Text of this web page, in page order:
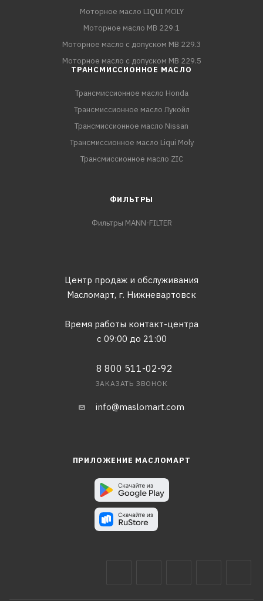
Моторное масло LIQUI MOLY
Моторное масло MB 229.1
Моторное масло с допуском MB 229.3
Моторное масло с допуском MB 229.5
ТРАНСМИССИОННОЕ МАСЛО
Трансмиссионное масло Honda
Трансмиссионное масло Лукойл
Трансмиссионное масло Nissan
Трансмиссионное масло Liqui Moly
Трансмиссионное масло ZIC
ФИЛЬТРЫ
Фильтры MANN-FILTER
Центр продаж и обслуживания
Масломарт, г. Нижневартовск
Время работы контакт-центра
с 09:00 до 21:00
8 800 511-02-92
ЗАКАЗАТЬ ЗВОНОК
info@maslomart.com
ПРИЛОЖЕНИЕ МАСЛОМАРТ